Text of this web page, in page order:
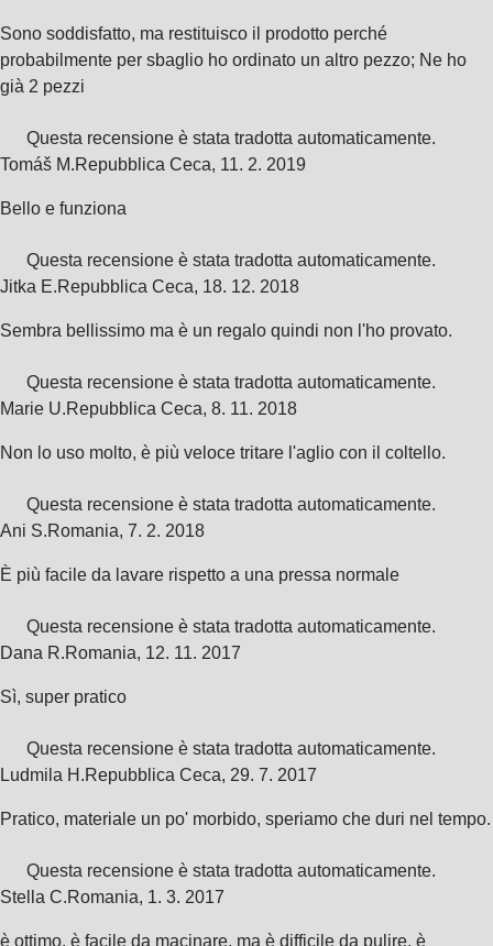
Sono soddisfatto, ma restituisco il prodotto perché
probabilmente per sbaglio ho ordinato un altro pezzo; Ne ho
già 2 pezzi
Questa recensione è stata tradotta automaticamente.
Tomáš M.Repubblica Ceca, 11. 2. 2019
Bello e funziona
Questa recensione è stata tradotta automaticamente.
Jitka E.Repubblica Ceca, 18. 12. 2018
Sembra bellissimo ma è un regalo quindi non l'ho provato.
Questa recensione è stata tradotta automaticamente.
Marie U.Repubblica Ceca, 8. 11. 2018
Non lo uso molto, è più veloce tritare l'aglio con il coltello.
Questa recensione è stata tradotta automaticamente.
Ani S.Romania, 7. 2. 2018
È più facile da lavare rispetto a una pressa normale
Questa recensione è stata tradotta automaticamente.
Dana R.Romania, 12. 11. 2017
Sì, super pratico
Questa recensione è stata tradotta automaticamente.
Ludmila H.Repubblica Ceca, 29. 7. 2017
Pratico, materiale un po' morbido, speriamo che duri nel tempo.
Questa recensione è stata tradotta automaticamente.
Stella C.Romania, 1. 3. 2017
è ottimo, è facile da macinare, ma è difficile da pulire. è